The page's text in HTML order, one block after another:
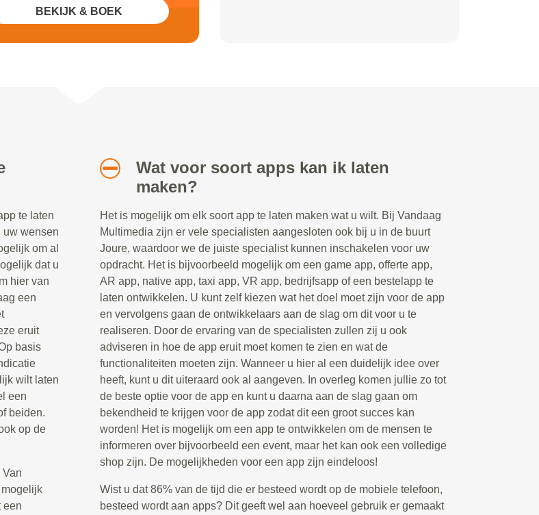
BEKIJK & BOEK
te laten
uw wensen
om al
dat u
hier van
een
eruit
basis
wilt laten
een
beiden.
op de
mogelijk
een
Wat voor soort apps kan ik laten
maken?
Het is mogelijk om elk soort app te laten maken wat u wilt. Bij Vandaag
Multimedia zijn er vele specialisten aangesloten ook bij u in de buurt
Joure, waardoor we de juiste specialist kunnen inschakelen voor uw
opdracht. Het is bijvoorbeeld mogelijk om een game app, offerte app,
AR app, native app, taxi app, VR app, bedrijfsapp of een bestelapp te
laten ontwikkelen. U kunt zelf kiezen wat het doel moet zijn voor de app
en vervolgens gaan de ontwikkelaars aan de slag om dit voor u te
realiseren. Door de ervaring van de specialisten zullen zij u ook
adviseren in hoe de app eruit moet komen te zien en wat de
functionaliteiten moeten zijn. Wanneer u hier al een duidelijk idee over
heeft, kunt u dit uiteraard ook al aangeven. In overleg komen jullie zo tot
de beste optie voor de app en kunt u daarna aan de slag gaan om
bekendheid te krijgen voor de app zodat dit een groot succes kan
worden! Het is mogelijk om een app te ontwikkelen om de mensen te
informeren over bijvoorbeeld een event, maar het kan ook een volledige
shop zijn. De mogelijkheden voor een app zijn eindeloos!
Wist u dat 86% van de tijd die er besteed wordt op de mobiele telefoon,
besteed wordt aan apps? Dit geeft wel aan hoeveel gebruik er gemaakt